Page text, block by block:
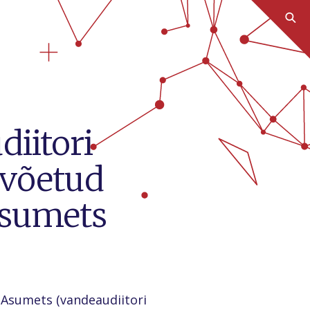
(vandeaudiitori